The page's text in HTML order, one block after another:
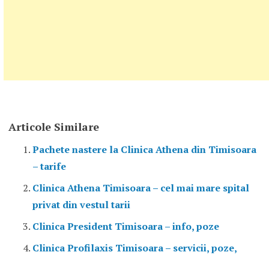
Articole Similare
Pachete nastere la Clinica Athena din Timisoara
– tarife
Clinica Athena Timisoara – cel mai mare spital
privat din vestul tarii
Clinica President Timisoara – info, poze
Clinica Profilaxis Timisoara – servicii, poze,